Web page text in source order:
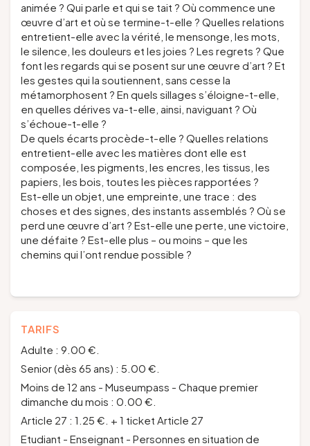
animée ? Qui parle et qui se tait ? Où commence une
œuvre d’art et où se termine-t-elle ? Quelles relations
entretient-elle avec la vérité, le mensonge, les mots,
le silence, les douleurs et les joies ? Les regrets ? Que
font les regards qui se posent sur une œuvre d’art ? Et
les gestes qui la soutiennent, sans cesse la
métamorphosent ? En quels sillages s’éloigne-t-elle,
en quelles dérives va-t-elle, ainsi, naviguant ? Où
s’échoue-t-elle ?
De quels écarts procède-t-elle ? Quelles relations
entretient-elle avec les matières dont elle est
composée, les pigments, les encres, les tissus, les
papiers, les bois, toutes les pièces rapportées ?
Est-elle un objet, une empreinte, une trace : des
choses et des signes, des instants assemblés ? Où se
perd une œuvre d’art ? Est-elle une perte, une victoire,
une défaite ? Est-elle plus – ou moins – que les
chemins qui l’ont rendue possible ?
TARIFS
Adulte : 9.00 €.
Senior (dès 65 ans) : 5.00 €.
Moins de 12 ans - Museumpass - Chaque premier
dimanche du mois : 0.00 €.
Article 27 : 1.25 €. + 1 ticket Article 27
Etudiant - Enseignant - Personnes en situation de